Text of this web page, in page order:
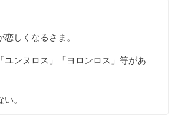
しくなるさま。
ユンヌロス」「ヨロンロス」等があ
。